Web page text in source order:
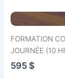
FORMATION
JOURNÉE (10
595 $